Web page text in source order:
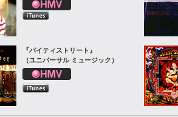
『パイティストリート』
（ユニバーサル ミュージック）